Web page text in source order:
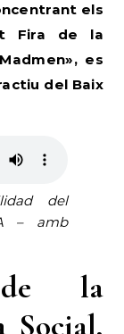
els
Fira de la
es
del Baix
del
– amb
de la
Social,